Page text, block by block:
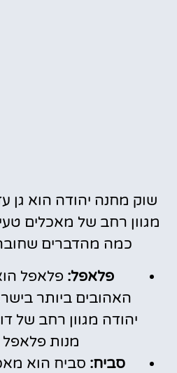
שוק מחנה יהודה הוא גן
מגוון רחב של מאכלים
כמה מהדברים
פלאפל: פלאפל
האהובים ביותר
יהודה מגוון רחב של
מנות פלאפל
סביח: סביח הוא